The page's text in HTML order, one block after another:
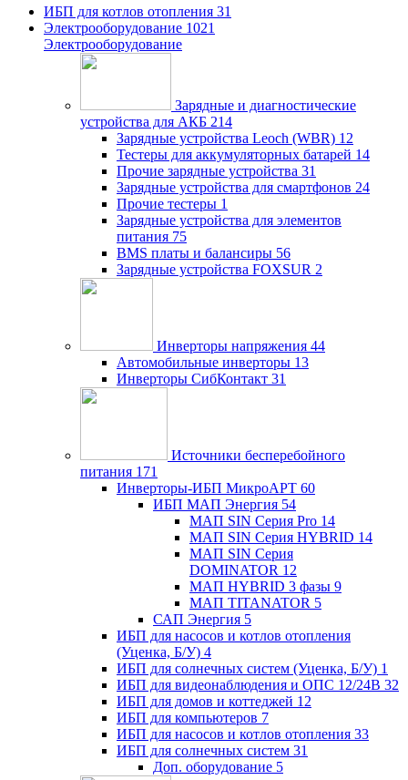
ИБП для котлов отопления 31
Электрооборудование 1021
Электрооборудование
Зарядные и диагностические
устройства для АКБ 214
Зарядные устройства Leoch (WBR) 12
Тестеры для аккумуляторных батарей 14
Прочие зарядные устройства 31
Зарядные устройства для смартфонов 24
Прочие тестеры 1
Зарядные устройства для элементов
питания 75
BMS платы и балансиры 56
Зарядные устройства FOXSUR 2
Инверторы напряжения 44
Автомобильные инверторы 13
Инверторы СибКонтакт 31
Источники бесперебойного
питания 171
Инверторы-ИБП МикроАРТ 60
ИБП МАП Энергия 54
МАП SIN Серия Pro 14
МАП SIN Серия HYBRID 14
МАП SIN Серия
DOMINATOR 12
МАП HYBRID 3 фазы 9
МАП TITANATOR 5
САП Энергия 5
ИБП для насосов и котлов отопления
(Уценка, Б/У) 4
ИБП для солнечных систем (Уценка, Б/У) 1
ИБП для видеонаблюдения и ОПС 12/24В 32
ИБП для домов и коттеджей 12
ИБП для компьютеров 7
ИБП для насосов и котлов отопления 33
ИБП для солнечных систем 31
Доп. оборудование 5